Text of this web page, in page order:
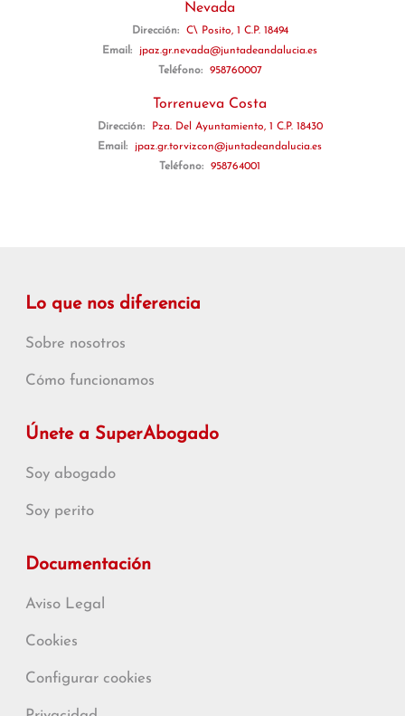
Nevada
Dirección:
C\ Posito, 1 C.P. 18494
Email:
jpaz.gr.nevada@juntadeandalucia.es
Teléfono:
958760007
Torrenueva Costa
Dirección:
Pza. Del Ayuntamiento, 1 C.P. 18430
Email:
jpaz.gr.torvizcon@juntadeandalucia.es
Teléfono:
958764001
Lo que nos diferencia
Sobre nosotros
Cómo funcionamos
Únete a SuperAbogado
Soy abogado
Soy perito
Documentación
Aviso Legal
Cookies
Configurar cookies